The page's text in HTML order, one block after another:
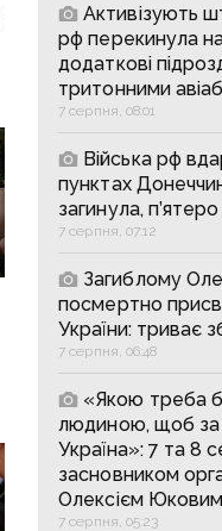
Активізують
рф перекинула
додаткові
тритонними
7 серпня, 08:01
Війська рф
пунктах
загинула,
7 серпня, 07:12
Загиблому
посмертно
України: триває
7 серпня, 06:48
«Якою треба
людиною, щоб за
Україна»: 7 та 8
засновником
Олексієм Юковим
7 серпня, 05:23